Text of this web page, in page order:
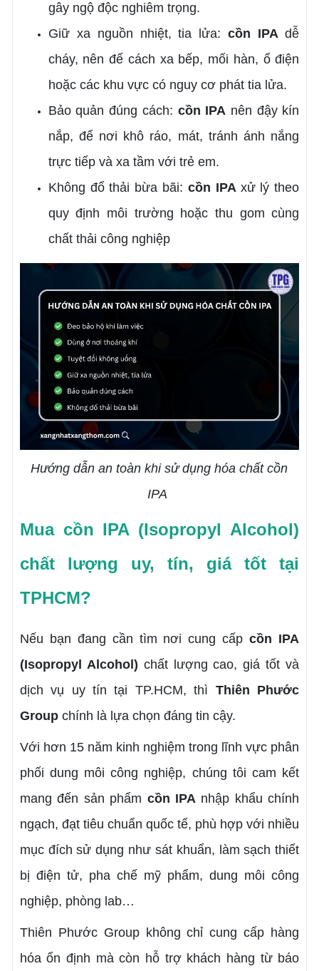
gây ngộ độc nghiêm trọng.
Giữ xa nguồn nhiệt, tia lửa:cồn IPAdễ
cháy, nên để cách xa bếp, mối hàn, ổ điện
hoặc các khu vực có nguy cơ phát tia lửa.
Bảo quản đúng cách: cồn IPA nên đậy kín
nắp, để nơi khô ráo, mát, tránh ánh nắng
trực tiếp và xa tầm với trẻ em.
Không đổ thải bừa bãi: cồn IPA xử lý theo
quy định môi trường hoặc thu gom cùng
chất thải công nghiệp
Hướng dẫn an toàn khi sử dụng hóa chất cồn
IPA
Mua cồn IPA (Isopropyl Alcohol)
chất lượng uy, tín, giá tốt tại
TPHCM?
Nếu bạn đang cần tìm nơi cung cấpcồn IPA
(Isopropyl Alcohol) chất lượng cao, giá tốt và
dịch vụ uy tín tại TP.HCM, thì Thiên Phước
Groupchính là lựa chọn đáng tin cậy.
Với hơn 15 năm kinh nghiệm trong lĩnh vực phân
phối dung môi công nghiệp, chúng tôi cam kết
mang đến sản phẩm cồn IPA nhập khẩu chính
ngạch, đạt tiêu chuẩn quốc tế, phù hợp với nhiều
mục đích sử dụng như sát khuẩn, làm sạch thiết
bị điện tử, pha chế mỹ phẩm, dung môi công
nghiệp, phòng lab…
Thiên Phước Group không chỉ cung cấp hàng
hóa ổn định mà còn hỗ trợ khách hàng từ báo